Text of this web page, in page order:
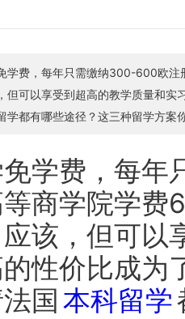
学费，每年只需缴纳300-600欧
但可以享受到超高的教学质量和
学都有哪些途径？这三种留学方案
学费，每
等商学院学
该，但可以
性价比成为
国 本科留学